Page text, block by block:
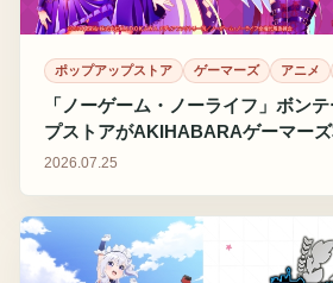
ポップアップストア ゲーマーズ アニメ
「ノーゲーム・ノーライフ」ボン
プストアがAKIHABARAゲーマー
2026.07.25